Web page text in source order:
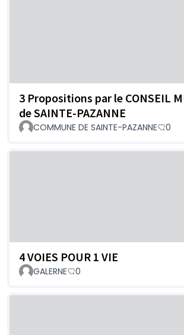
3 Propositions par le CONSEIL
de SAINTE-PAZANNE
COMMUNE DE SAINTE-PAZANNE 0
4 VOIES POUR 1 VIE
GALERNE 0